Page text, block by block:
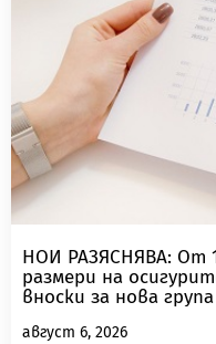
НОИ РАЗЯСНЯВА: От 1
размери на
вноски за нова
август 6, 2026